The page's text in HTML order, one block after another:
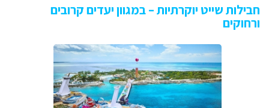
חבילות שייט יוקרתיות – במגוון יעדים קרובים
ורחוקים